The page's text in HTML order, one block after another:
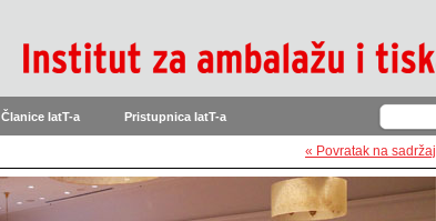
Članice IatT-a Pristupnica IatT-a
« Povratak na sadržaj